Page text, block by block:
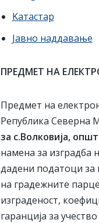
Kатастар
Јавно наддавање
ПРЕДМЕТ НА
Предмет на
Република Северна
за с.Волковија,
намена за изградба
дадени податоци
на градежните
изграденост,
гаранција за